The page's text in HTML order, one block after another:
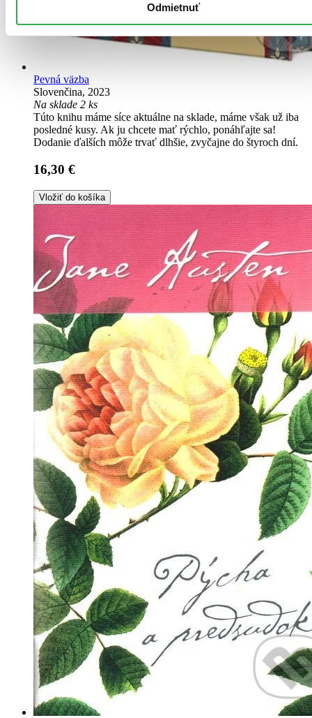
Odmietnuť
Pevná väzba
Slovenčina, 2023
Na sklade 2 ks
Túto knihu máme síce aktuálne na sklade, máme však už iba
posledné kusy. Ak ju chcete mať rýchlo, ponáhľajte sa!
Dodanie ďalších môže trvať dlhšie, zvyčajne do štyroch dní.
16,30 €
Vložiť do košíka